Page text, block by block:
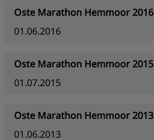
Oste Marathon Hemmoor 2016
01.06.2016
Oste Marathon Hemmoor 2015
01.07.2015
Oste Marathon Hemmoor 2013
01.06.2013